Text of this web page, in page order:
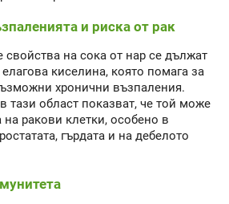
и риска от рак
свойства на сока от нар се дължат
киселина, която помага за
хронични възпаления.
тази област показват, че той може
на ракови клетки, особено в
гърдата и на дебелото